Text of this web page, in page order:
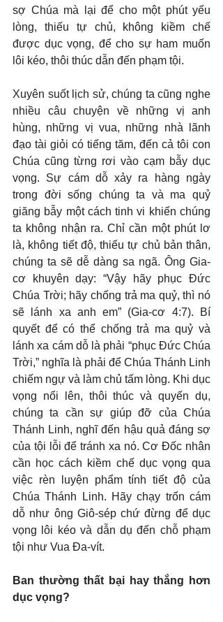
sợ Chúa mà lại để cho một phút yếu
lòng, thiếu tự chủ, không kiềm chế
được dục vọng, để cho sự ham muốn
lôi kéo, thôi thúc dẫn đến phạm tội.
Xuyên suốt lịch sử, chúng ta cũng nghe
nhiều câu chuyện về những vị anh
hùng, những vị vua, những nhà lãnh
đạo tài giỏi có tiếng tăm, đến cả tôi con
Chúa cũng từng rơi vào cạm bẫy dục
vọng. Sự cám dỗ xảy ra hàng ngày
trong đời sống chúng ta và ma quỷ
giăng bẫy một cách tinh vi khiến chúng
ta không nhận ra. Chỉ cần một phút lơ
là, không tiết độ, thiếu tự chủ bản thân,
chúng ta sẽ dễ dàng sa ngã. Ông Gia-
cơ khuyên dạy: “Vậy hãy phục Đức
Chúa Trời; hãy chống trả ma quỷ, thì nó
sẽ lánh xa anh em” (Gia-cơ 4:7). Bí
quyết để có thể chống trả ma quỷ và
lánh xa cám dỗ là phải “phục Đức Chúa
Trời,” nghĩa là phải để Chúa Thánh Linh
chiếm ngự và làm chủ tấm lòng. Khi dục
vọng nổi lên, thôi thúc và quyến dụ,
chúng ta cần sự giúp đỡ của Chúa
Thánh Linh, nghĩ đến hậu quả đáng sợ
của tội lỗi để tránh xa nó. Cơ Đốc nhân
cần học cách kiềm chế dục vọng qua
việc rèn luyện phẩm tính tiết độ của
Chúa Thánh Linh. Hãy chạy trốn cám
dỗ như ông Giô-sép chứ đừng để dục
vọng lôi kéo và dẫn dụ đến chỗ phạm
tội như Vua Đa-vít.
Ban thường thất bại hay thắng hơn
dục vọng?